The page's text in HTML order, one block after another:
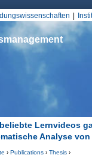
Lernvideos
Analyse
› Publications› Thesis›